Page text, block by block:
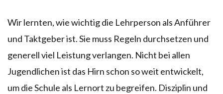
Wir lernten, wie wichtig die Lehrperson als Anführer
und Taktgeber ist. Sie muss Regeln durchsetzen und
generell viel Leistung verlangen. Nicht bei allen
Jugendlichen ist das Hirn schon so weit entwickelt,
um die Schule als Lernort zu begreifen. Disziplin und